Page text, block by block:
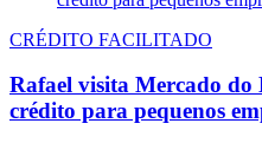
CRÉDITO FACILITADO
Rafael visita Mercado do
crédito para pequenos